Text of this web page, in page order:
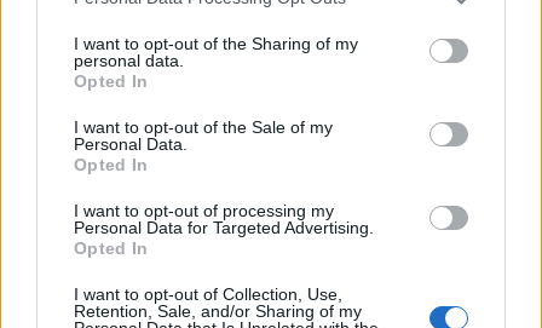
I want to opt-out of the Sharing of my
personal data.
Opted In
I want to opt-out of the Sale of my
Personal Data.
Opted In
I want to opt-out of processing my
Personal Data for Targeted Advertising.
Opted In
I want to opt-out of Collection, Use,
Retention, Sale, and/or Sharing of my
tartozik, melynek olvasása előfizetéses
regisztrációhoz kötött.
Az előfizetés a következőket tartalmazza:
Portfolio.hu teljes cikkarchívum
Kötéslisták: BÉT elmúlt 2 év napon belüli
kötéslistái
Előfizetés